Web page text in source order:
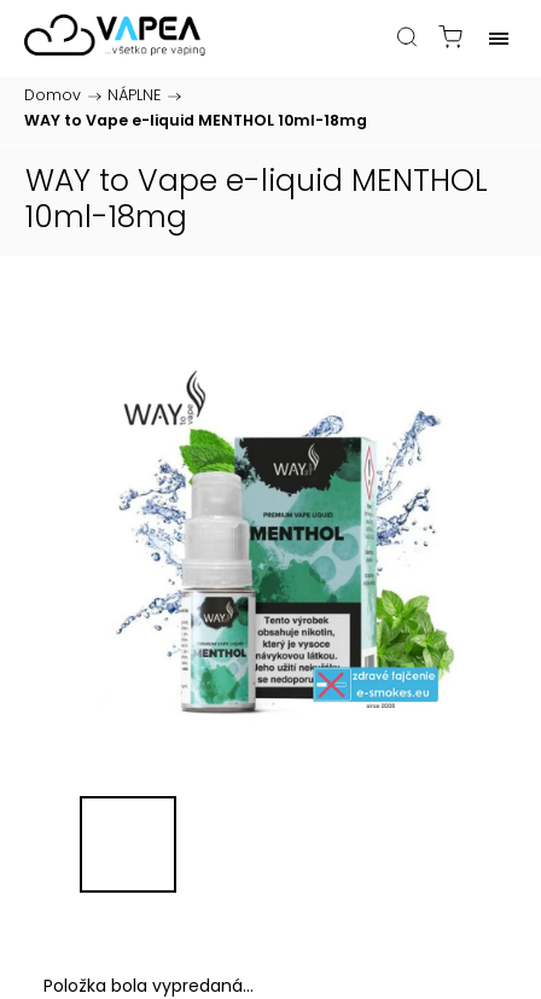
Domov / NÁPLNE /
WAY to Vape e-liquid MENTHOL 10ml-18mg
WAY to Vape e-liquid MENTHOL
10ml-18mg
Položka bola vypredaná…